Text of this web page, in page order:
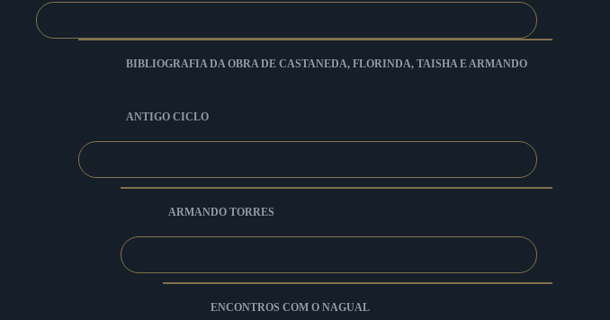
BIBLIOGRAFIA DA OBRA DE CASTANEDA, FLORINDA, TAISHA E ARMANDO
ANTIGO CICLO
ARMANDO TORRES
ENCONTROS COM O NAGUAL